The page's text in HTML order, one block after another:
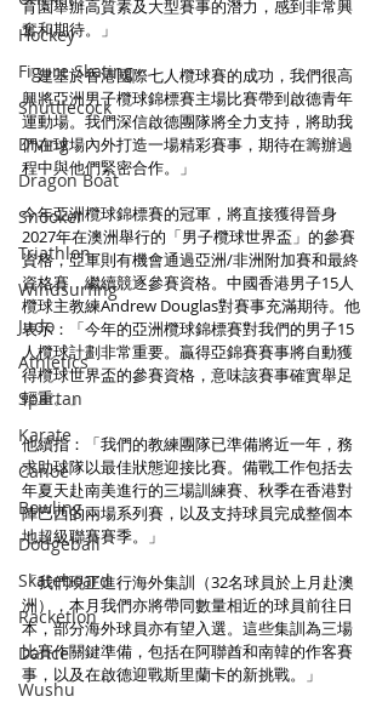
Hockey
Figure Skating
Shuttlecock
Diving
Dragon Boat
Snooker
Triathlon
Windsurfing
Judo
Athletics
Spartan
Karate
Canoe
Bowling
Dodgeball
Skateboard
Racketlon
Dance
Wushu
育園舉辦高質素及大型賽事的潛力，感到非常興
奮和期待。」
「建基於香港國際七人欖球賽的成功，我們很高
興將亞洲男子欖球錦標賽主場比賽帶到啟德青年
運動場。我們深信啟德團隊將全力支持，將助我
們在球場內外打造一場精彩賽事，期待在籌辦過
程中與他們緊密合作。」
今年亞洲欖球錦標賽的冠軍，將直接獲得晉身
2027年在澳洲舉行的「男子欖球世界盃」的參賽
資格，亞軍則有機會通過亞洲/非洲附加賽和最終
資格賽，繼續競逐參賽資格。中國香港男子15人
欖球主教練Andrew Douglas對賽事充滿期待。他
表示：「今年的亞洲欖球錦標賽對我們的男子15
人欖球計劃非常重要。贏得亞錦賽賽事將自動獲
得欖球世界盃的參賽資格，意味該賽事確實舉足
輕重。」
他續指：「我們的教練團隊已準備將近一年，務
求助球隊以最佳狀態迎接比賽。備戰工作包括去
年夏天赴南美進行的三場訓練賽、秋季在香港對
陣巴西的兩場系列賽，以及支持球員完成整個本
地超級聯賽賽季。」
「我們現正進行海外集訓（32名球員於上月赴澳
洲），本月我們亦將帶同數量相近的球員前往日
本，部分海外球員亦有望入選。這些集訓為三場
比賽作關鍵準備，包括在阿聯酋和南韓的作客賽
事，以及在啟德迎戰斯里蘭卡的新挑戰。」